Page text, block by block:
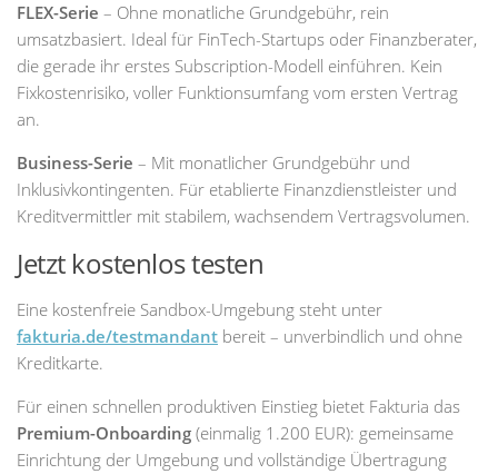
FLEX-Serie – Ohne monatliche Grundgebühr, rein
umsatzbasiert. Ideal für FinTech-Startups oder Finanzberater,
die gerade ihr erstes Subscription-Modell einführen. Kein
Fixkostenrisiko, voller Funktionsumfang vom ersten Vertrag
an.
Business-Serie – Mit monatlicher Grundgebühr und
Inklusivkontingenten. Für etablierte Finanzdienstleister und
Kreditvermittler mit stabilem, wachsendem Vertragsvolumen.
Jetzt kostenlos testen
Eine kostenfreie Sandbox-Umgebung steht unter
fakturia.de/testmandant bereit – unverbindlich und ohne
Kreditkarte.
Für einen schnellen produktiven Einstieg bietet Fakturia das
Premium-Onboarding (einmalig 1.200 EUR): gemeinsame
Einrichtung der Umgebung und vollständige Übertragung